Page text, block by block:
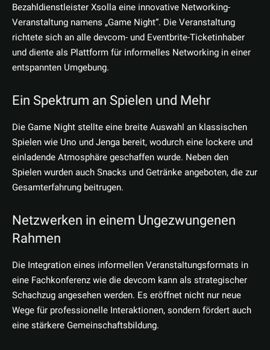
Bezahldienstleister Xsolla eine innovative Networking-
Veranstaltung namens „Game Night“. Die Veranstaltung
richtete sich an alle devcom- und Eventbrite-Ticketinhaber
und diente als Plattform für informelles Networking in einer
entspannten Umgebung.
Ein Spektrum an Spielen und Mehr
Die Game Night stellte eine breite Auswahl an klassischen
Spielen wie Uno und Jenga bereit, wodurch eine lockere und
einladende Atmosphäre geschaffen wurde. Neben den
Spielen wurden auch Snacks und Getränke angeboten, die zur
Gesamterfahrung beitrugen.
Netzwerken in einem Ungezwungenen
Rahmen
Die Integration eines informellen Veranstaltungsformats in
eine Fachkonferenz wie die devcom kann als strategischer
Schachzug angesehen werden. Es eröffnet nicht nur neue
Wege für professionelle Interaktionen, sondern fördert auch
eine stärkere Gemeinschaftsbildung.